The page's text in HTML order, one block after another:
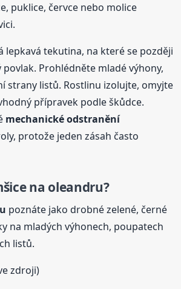
puklice, červce nebo molice
lepkavá tekutina, na které se později
Prohlédněte mladé výhony,
strany listů. Rostlinu izolujte, omyjte
přípravek podle škůdce.
mechanické odstranění
protože jeden zásah často
na oleandru?
poznáte jako drobné zelené, černé
na mladých výhonech, poupatech
listů.
zdroji)